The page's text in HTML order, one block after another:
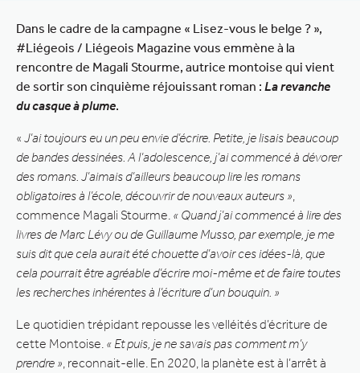
Dans le cadre de la campagne « Lisez-vous le belge ? »,
#Liégeois / Liégeois Magazine vous emmène à la
rencontre de Magali Stourme, autrice montoise qui vient
de sortir son cinquième réjouissant roman : La revanche
du casque à plume.
« J’ai toujours eu un peu envie d’écrire. Petite, je lisais beaucoup
de bandes dessinées. A l’adolescence, j’ai commencé à dévorer
des romans. J’aimais d’ailleurs beaucoup lire les romans
obligatoires à l’école, découvrir de nouveaux auteurs »
commence Magali Stourme. « Quand j’ai commencé à lire des
livres de Marc Lévy ou de Guillaume Musso, par exemple, je me
suis dit que cela aurait été chouette d’avoir ces idées-là, que
cela pourrait être agréable d’écrire moi-même et de faire toutes
les recherches inhérentes à l’écriture d’un bouquin. »
Le quotidien trépidant repousse les velléités d’écriture de
cette Montoise. « Et puis, je ne savais pas comment m’y
prendre » , reconnait-elle. En 2020, la planète est à l’arrêt à